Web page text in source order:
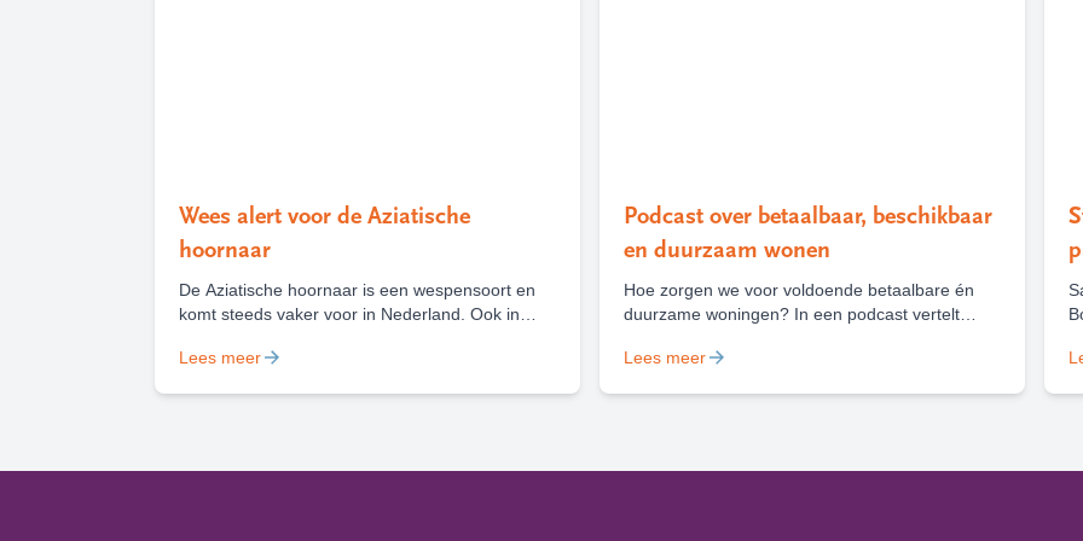
Wees alert voor de Aziatische
hoornaar
De Aziatische hoornaar is een wespensoort en
komt steeds vaker voor in Nederland. Ook in
diverse nesten van deze wesp gevonden en
Lees meer
Podcast over betaalbaar, beschikbaar
en duurzaam wonen
Hoe zorgen we voor voldoende betaalbare én
duurzame woningen? In een podcast vertelt
keuzes, uitdagingen en kansen die daarbij
Lees meer